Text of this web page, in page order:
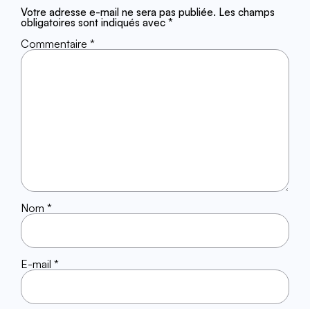
Votre adresse e-mail ne sera pas publiée. Les champs
obligatoires sont indiqués avec *
Commentaire *
Nom *
E-mail *